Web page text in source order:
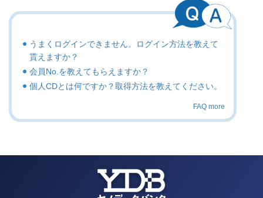
うまくログインできません。ログイン方法を教えて
貰えますか？
会員No.を教えてもらえますか？
個人CDとは何ですか？取得方法を教えてください。
FAQ more